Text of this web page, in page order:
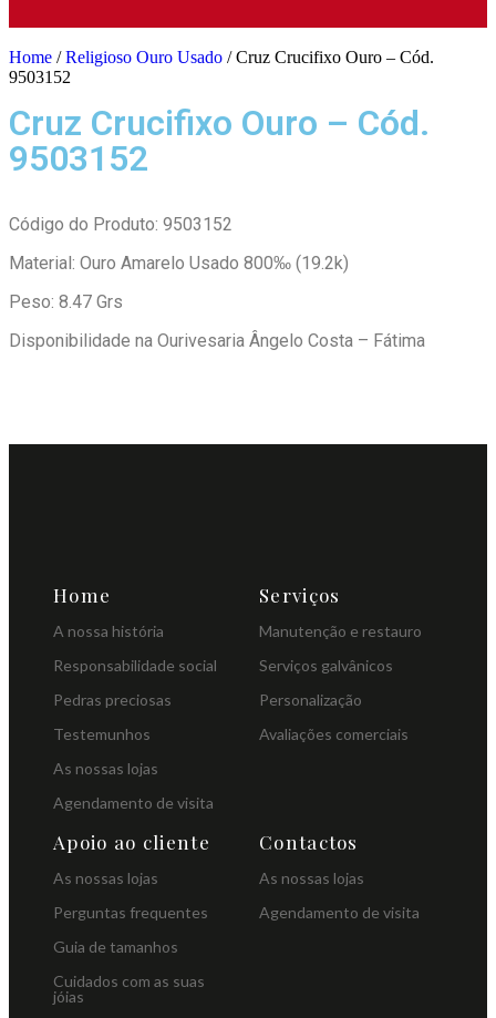
Home /Religioso Ouro Usado / Cruz Crucifixo Ouro – Cód.
9503152
Cruz Crucifixo Ouro – Cód.
9503152
Código do Produto: 9503152
Material: Ouro Amarelo Usado 800‰ (19.2k)
Peso: 8.47 Grs
Disponibilidade na Ourivesaria Ângelo Costa – Fátima
Home
A nossa história
Responsabilidade social
Pedras preciosas
Testemunhos
As nossas lojas
Agendamento de visita
Serviços
Manutenção e restauro
Serviços galvânicos
Personalização
Avaliações comerciais
Apoio ao cliente
As nossas lojas
Perguntas frequentes
Guia de tamanhos
Cuidados com as suas
jóias
Contactos
As nossas lojas
Agendamento de visita